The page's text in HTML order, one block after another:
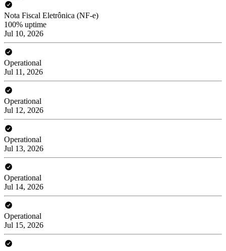
Nota Fiscal Eletrônica (NF-e)
100% uptime
Jul 10, 2026
Operational
Jul 11, 2026
Operational
Jul 12, 2026
Operational
Jul 13, 2026
Operational
Jul 14, 2026
Operational
Jul 15, 2026